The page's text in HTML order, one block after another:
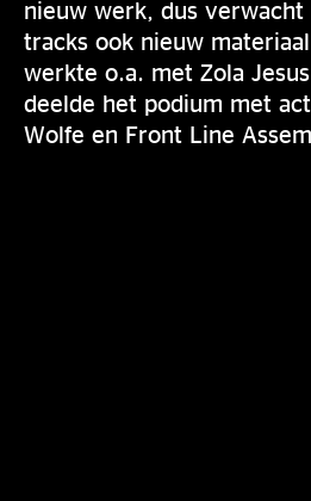
nieuw werk, dus
tracks ook nieuw
werkte o.a. met Zola
deelde het podium met
Wolfe en Front Line